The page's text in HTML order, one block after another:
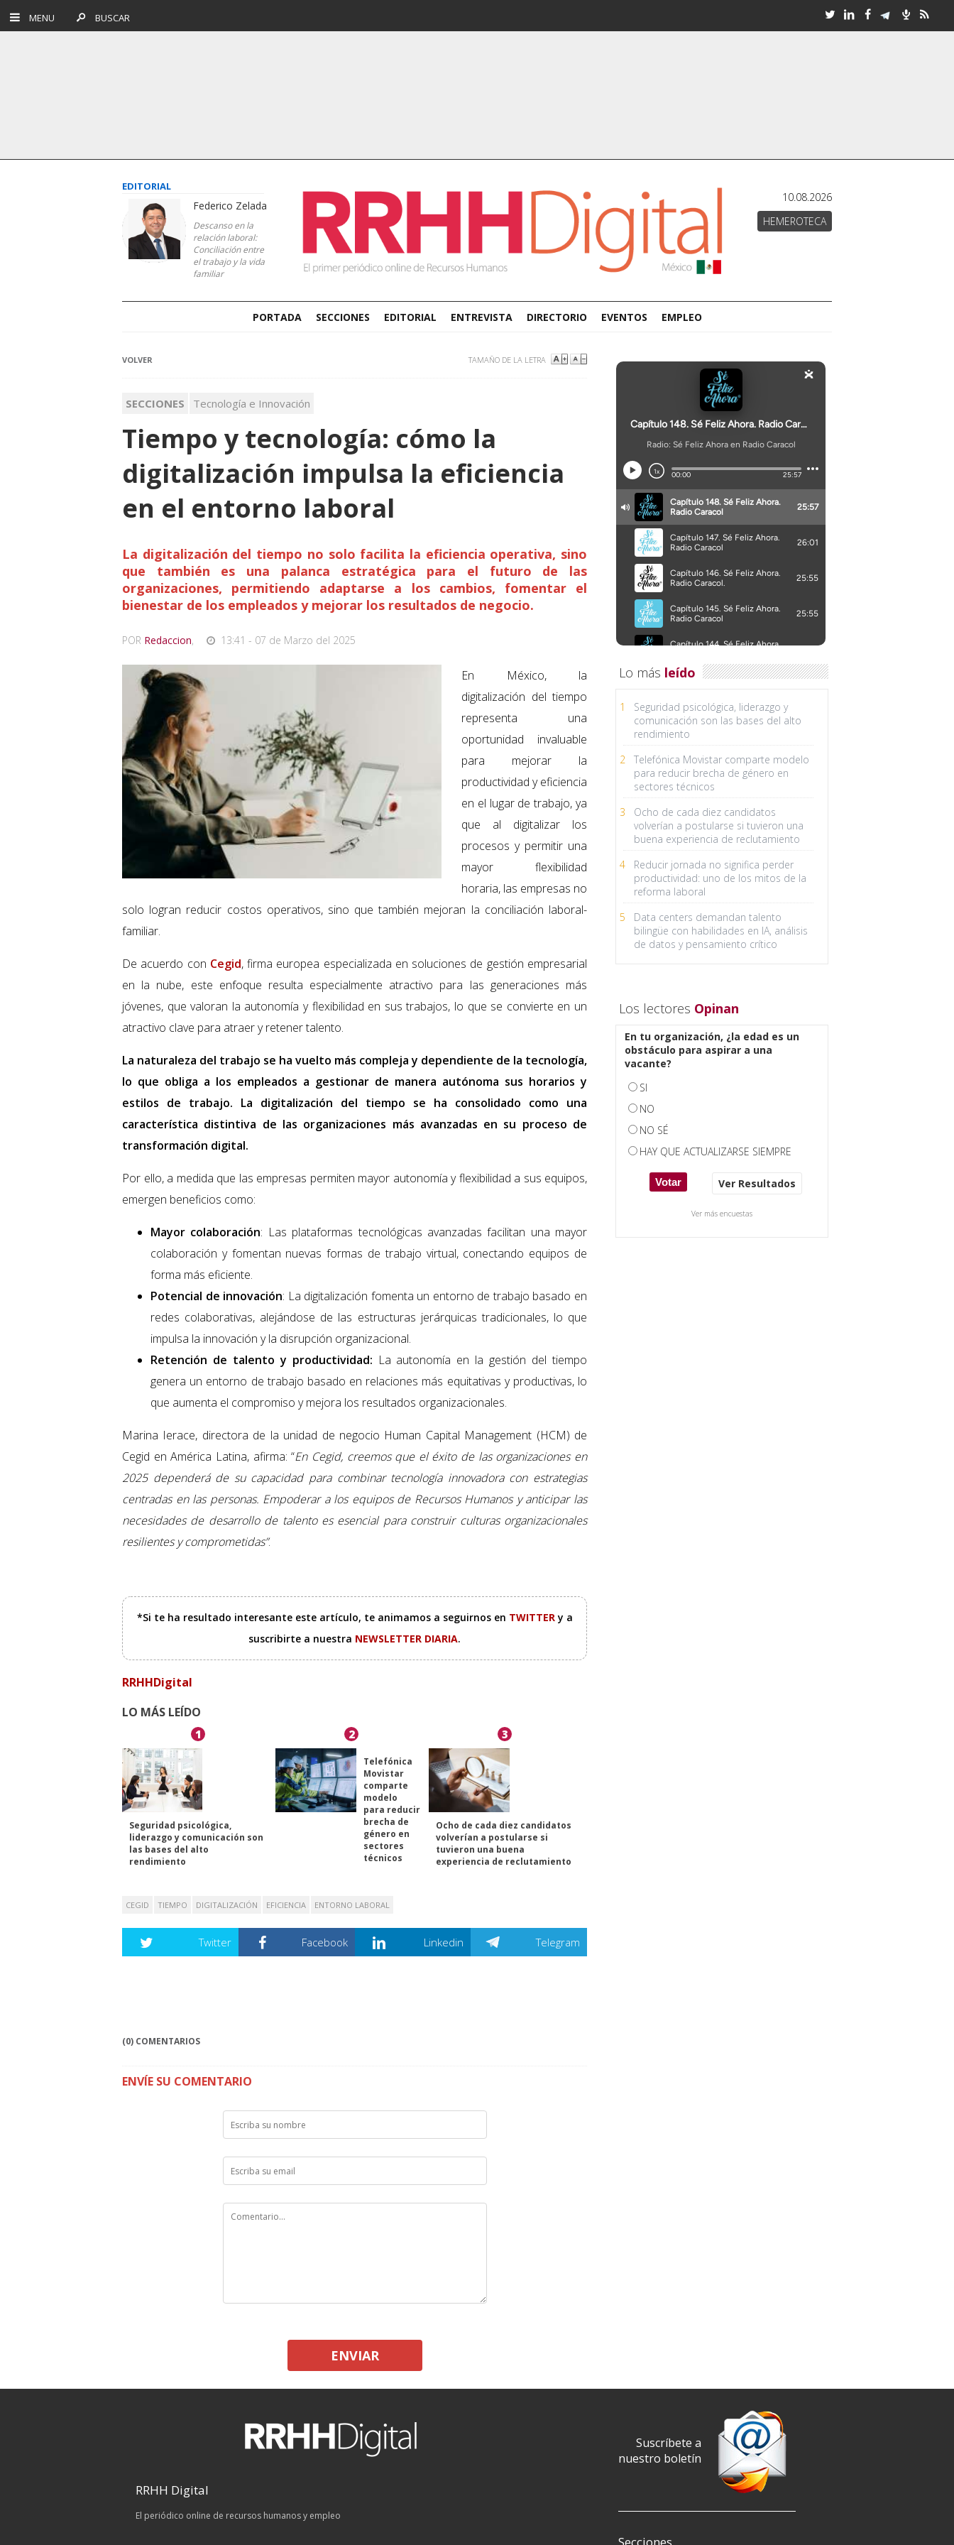
MENU BUSCAR
EDITORIAL
Federico Zelada
Descanso en la
relación laboral:
Conciliación entre
el trabajo y la vida
familiar
10.08.2026
HEMEROTECA
PORTADA SECCIONES EDITORIAL ENTREVISTA DIRECTORIO EVENTOS EMPLEO
VOLVER TAMAÑO DE LA LETRA
SECCIONES Tecnología e Innovación
Tiempo y tecnología: cómo la
digitalización impulsa la eficiencia
en el entorno laboral
La digitalización del tiempo no solo facilita la eficiencia operativa, sino
que también es una palanca estratégica para el futuro de las
organizaciones, permitiendo adaptarse a los cambios, fomentar el
bienestar de los empleados y mejorar los resultados de negocio.
POR Redaccion, 13:41 - 07 de Marzo del 2025
En México, la
digitalización del tiempo
representa una
oportunidad invaluable
para mejorar la
productividad y eficiencia
en el lugar de trabajo, ya
que al digitalizar los
procesos y permitir una
mayor flexibilidad
horaria, las empresas no
solo logran reducir costos operativos, sino que también mejoran la conciliación laboral-
familiar.
De acuerdo con Cegid, firma europea especializada en soluciones de gestión empresarial
en la nube, este enfoque resulta especialmente atractivo para las generaciones más
jóvenes, que valoran la autonomía y flexibilidad en sus trabajos, lo que se convierte en un
atractivo clave para atraer y retener talento.
La naturaleza del trabajo se ha vuelto más compleja y dependiente de la tecnología,
lo que obliga a los empleados a gestionar de manera autónoma sus horarios y
estilos de trabajo. La digitalización del tiempo se ha consolidado como una
característica distintiva de las organizaciones más avanzadas en su proceso de
transformación digital.
Por ello, a medida que las empresas permiten mayor autonomía y flexibilidad a sus equipos,
emergen beneficios como:
Mayor colaboración: Las plataformas tecnológicas avanzadas facilitan una mayor
colaboración y fomentan nuevas formas de trabajo virtual, conectando equipos de
forma más eficiente.
Potencial de innovación: La digitalización fomenta un entorno de trabajo basado en
redes colaborativas, alejándose de las estructuras jerárquicas tradicionales, lo que
impulsa la innovación y la disrupción organizacional.
Retención de talento y productividad: La autonomía en la gestión del tiempo
genera un entorno de trabajo basado en relaciones más equitativas y productivas, lo
que aumenta el compromiso y mejora los resultados organizacionales.
Marina Ierace, directora de la unidad de negocio Human Capital Management (HCM) de
Cegid en América Latina, afirma: “En Cegid, creemos que el éxito de las organizaciones en
2025 dependerá de su capacidad para combinar tecnología innovadora con estrategias
centradas en las personas. Empoderar a los equipos de Recursos Humanos y anticipar las
necesidades de desarrollo de talento es esencial para construir culturas organizacionales
resilientes y comprometidas”.
*Si te ha resultado interesante este artículo, te animamos a seguirnos en TWITTERy a
suscribirte a nuestra NEWSLETTER DIARIA.
RRHHDigital
LO MÁS LEÍDO
1
Seguridad psicológica,
liderazgo y comunicación son
las bases del alto
rendimiento
2
Telefónica
Movistar
comparte
modelo
para reducir
brecha de
género en
sectores
técnicos
3
Ocho de cada diez candidatos
volverían a postularse si
tuvieron una buena
experiencia de reclutamiento
CEGID TIEMPO DIGITALIZACIÓN EFICIENCIA ENTORNO LABORAL
Twitter Facebook Linkedin Telegram
(0) COMENTARIOS
ENVÍE SU COMENTARIO
ENVIAR
Lo más leído
1
Seguridad psicológica, liderazgo y
comunicación son las bases del alto
rendimiento
2
Telefónica Movistar comparte modelo
para reducir brecha de género en
sectores técnicos
3
Ocho de cada diez candidatos
volverían a postularse si tuvieron una
buena experiencia de reclutamiento
4
Reducir jornada no significa perder
productividad: uno de los mitos de la
reforma laboral
5
Data centers demandan talento
bilingüe con habilidades en IA, análisis
de datos y pensamiento crítico
Los lectores Opinan
En tu organización, ¿la edad es un
obstáculo para aspirar a una
vacante?
SI
NO
NO SÉ
HAY QUE ACTUALIZARSE SIEMPRE
Ver Resultados
Ver más encuestas
RRHH Digital
El periódico online de recursos humanos y empleo
Suscríbete a
nuestro boletín